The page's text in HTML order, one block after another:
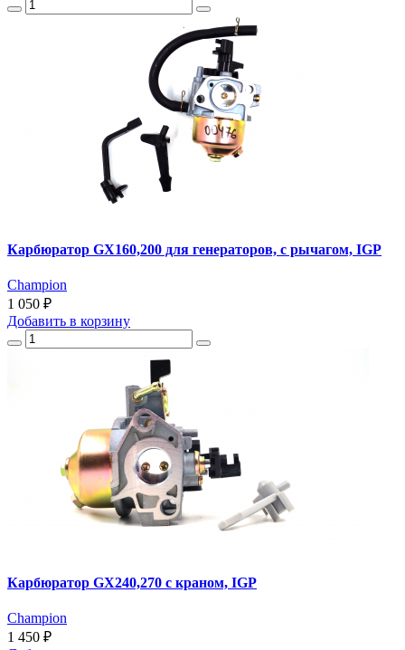
Карбюратор GX160,200 для генераторов, с рычагом, IGP
Champion
1 050 ₽
Добавить в корзину
Карбюратор GX240,270 с краном, IGP
Champion
1 450 ₽